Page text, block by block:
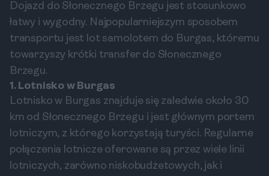
Dojazd do Słonecznego Brzegu jest stosunkowo
łatwy i wygodny. Najpopularniejszym sposobem
transportu jest lot samolotem do Burgas, któremu
towarzyszy krótki transfer do Słonecznego
Brzegu.
1. Lotnisko w Burgas
Lotnisko w Burgas znajduje się zaledwie około 30
km od Słonecznego Brzegu i jest głównym portem
lotniczym, z którego korzystają turyści. Regularne
połączenia lotnicze oferowane są przez wiele linii
lotniczych, zarówno niskobudżetowych, jak i